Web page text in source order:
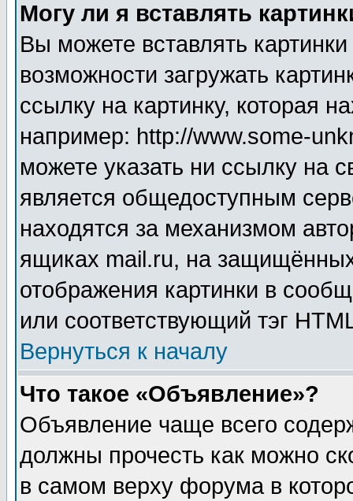
Могу ли я вставлять
Вы можете вставлять
возможности загружать
ссылку на картинку, которая
например: http://www.some-
можете указать ни ссылку на
является общедоступным
находятся за механизмом
ящиках mail.ru, на
отображения картинки в
или соответствующий тэг
Вернуться к началу
Что такое «Объявление»?
Объявление чаще всего
должны прочесть как можно
в самом верху форума в